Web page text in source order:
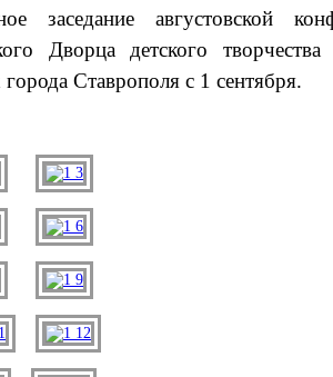
заседание августовской
Дворца детского
города Ставрополя с 1 сентября.